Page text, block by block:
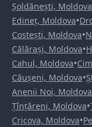
Șoldănești, Moldova
Edineț, Moldova•
Costești, Moldova•
Călărași, Moldova•
Cahul, Moldova•
Căușeni, Moldova•
Anenii Noi, Moldova
Țînțăreni, Moldova•
Cricova, Moldova•